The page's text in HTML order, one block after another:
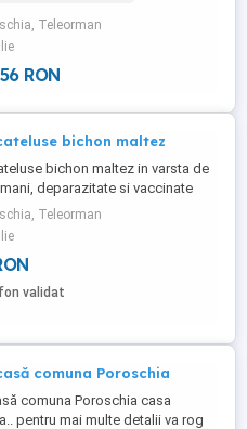
la curent,gaze,apa. Tel.
Teleorman
RON
bichon maltez
bichon maltez in varsta de
deparazitate si vaccinate
varstei.Teleorman
validat
comuna Poroschia
comuna Poroschia casa
pentru mai multe detalii va rog